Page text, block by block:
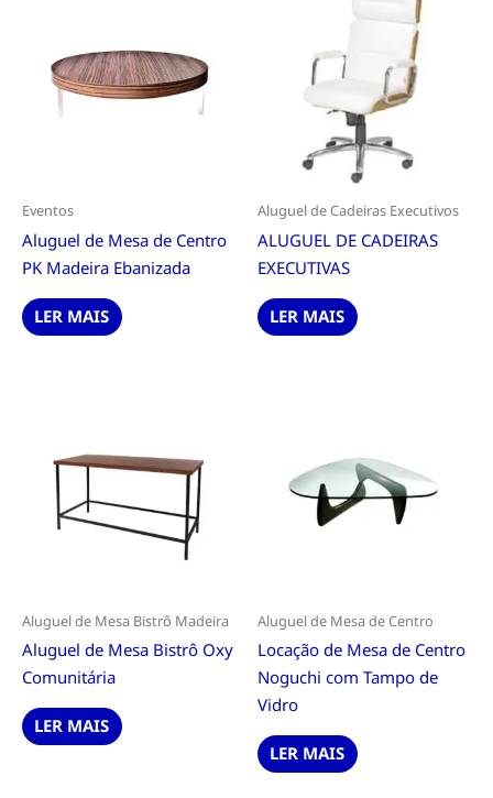
Eventos
Aluguel de Mesa de Centro
PK Madeira Ebanizada
LER MAIS
Aluguel de Cadeiras Executivos
ALUGUEL DE CADEIRAS
EXECUTIVAS
LER MAIS
Aluguel de Mesa Bistrô Madeira
Aluguel de Mesa Bistrô Oxy
Comunitária
LER MAIS
Aluguel de Mesa de Centro
Locação de Mesa de Centro
Noguchi com Tampo de
Vidro
LER MAIS